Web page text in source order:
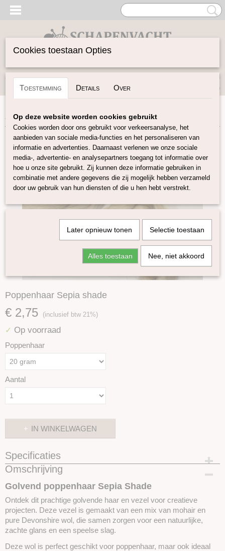
Inloggen Registreren
(0)
Home>Vilten>Poppenhaar>Poppenhaar Sepia shade
Poppenhaar Sepia shade
€ 2,75 (inclusief btw 21%)
✓ Op voorraad
Poppenhaar
Aantal
IN WINKELWAGEN
Specificaties
Productcode
Omschrijving
Golvend poppenhaar Sepia Shade
Ontdek dit prachtige golvende haar en vezel voor creatieve
projecten. Deze vezel is gemaakt van een mix van mohair en
pure Devonshire wol, die samen zorgen voor een natuurlijke,
zachte glans en een speelse slag.
Deze wol is perfect geschikt voor poppenhaar, maar ook ideaal
Cookies toestaan Opties
Toestemming Details Over
Op deze website worden cookies gebruikt
Cookies worden door ons gebruikt voor verkeersanalyse, het
aanbieden van sociale media-functies en het personaliseren van
informatie en advertenties. Daarnaast verlenen we onze sociale
media-, advertentie- en analysepartners toegang tot informatie over
hoe u onze site gebruikt. Zij kunnen deze informatie gebruiken in
combinatie met andere gegevens die zij mogelijk hebben verzameld
door uw gebruik van hun diensten of die u hen hebt verstrekt.
Later opnieuw tonen Selectie toestaan
Alles toestaan Nee, niet akkoord